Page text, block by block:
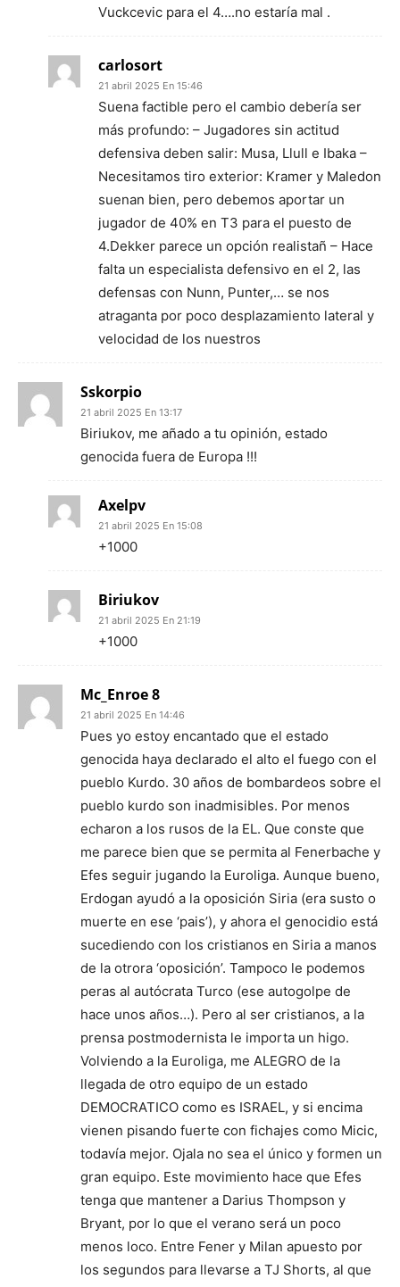
Vuckcevic para el 4….no estaría mal .
carlosort
21 abril 2025 En 15:46
Suena factible pero el cambio debería ser
más profundo: – Jugadores sin actitud
defensiva deben salir: Musa, Llull e Ibaka –
Necesitamos tiro exterior: Kramer y Maledon
suenan bien, pero debemos aportar un
jugador de 40% en T3 para el puesto de
4.Dekker parece un opción realistañ – Hace
falta un especialista defensivo en el 2, las
defensas con Nunn, Punter,… se nos
atraganta por poco desplazamiento lateral y
velocidad de los nuestros
Sskorpio
21 abril 2025 En 13:17
Biriukov, me añado a tu opinión, estado
genocida fuera de Europa !!!
Axelpv
21 abril 2025 En 15:08
+1000
Biriukov
21 abril 2025 En 21:19
+1000
Mc_Enroe 8
21 abril 2025 En 14:46
Pues yo estoy encantado que el estado
genocida haya declarado el alto el fuego con el
pueblo Kurdo. 30 años de bombardeos sobre el
pueblo kurdo son inadmisibles. Por menos
echaron a los rusos de la EL. Que conste que
me parece bien que se permita al Fenerbache y
Efes seguir jugando la Euroliga. Aunque bueno,
Erdogan ayudó a la oposición Siria (era susto o
muerte en ese ‘pais’), y ahora el genocidio está
sucediendo con los cristianos en Siria a manos
de la otrora ‘oposición’. Tampoco le podemos
peras al autócrata Turco (ese autogolpe de
hace unos años…). Pero al ser cristianos, a la
prensa postmodernista le importa un higo.
Volviendo a la Euroliga, me ALEGRO de la
llegada de otro equipo de un estado
DEMOCRATICO como es ISRAEL, y si encima
vienen pisando fuerte con fichajes como Micic,
todavía mejor. Ojala no sea el único y formen un
gran equipo. Este movimiento hace que Efes
tenga que mantener a Darius Thompson y
Bryant, por lo que el verano será un poco
menos loco. Entre Fener y Milan apuesto por
los segundos para llevarse a TJ Shorts, al que